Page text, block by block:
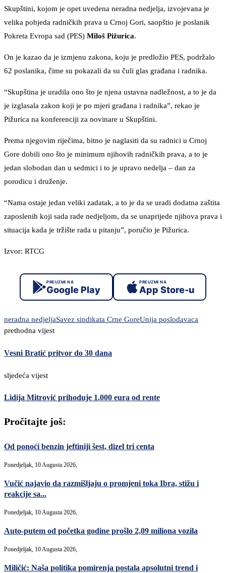
Skupštini, kojom je opet uvedena neradna nedjelja, izvojevana je
velika pobjeda radničkih prava u Crnoj Gori, saopštio je poslanik
Pokreta Evropa sad (PES) Miloš Pižurica.
On je kazao da je izmjenu zakona, koju je predložio PES, podržalo
62 poslanika, čime su pokazali da su čuli glas građana i radnika.
“Skupština je uradila ono što je njena ustavna nadležnost, a to je da
je izglasala zakon koji je po mjeri građana i radnika”, rekao je
Pižurica na konferenciji za novinare u Skupštini.
Prema njegovim riječima, bitno je naglasiti da su radnici u Crnoj
Gore dobili ono što je minimum njihovih radničkih prava, a to je
jedan slobodan dan u sedmici i to je upravo nedelja – dan za
porodicu i druženje.
“Nama ostaje jedan veliki zadatak, a to je da se uradi dodatna zaštita
zaposlenih koji sada rade nedjeljom, da se unaprijede njihova prava i
situacija kada je tržište rada u pitanju”, poručio je Pižurica.
Izvor: RTCG
PREUZMI NA
Google Play
PREUZMI NA
App Store-u
neradna nedjeljaSavez sindikata Crne GoreUnija poslodavaca
prethodna vijest
Vesni Bratić pritvor do 30 dana
sljedeća vijest
Lidija Mitrović prihoduje 1.000 eura od rente
Pročitajte još:
Od ponoći benzin jeftiniji šest, dizel tri centa
Ponedjeljak, 10 Augusta 2026,
Vučić najavio da razmišljaju o promjeni toka Ibra, stižu i
reakcije sa...
Ponedjeljak, 10 Augusta 2026,
Auto-putem od početka godine prošlo 2,09 miliona vozila
Ponedjeljak, 10 Augusta 2026,
Miličić: Naša politika pomirenja postala apsolutni trend i